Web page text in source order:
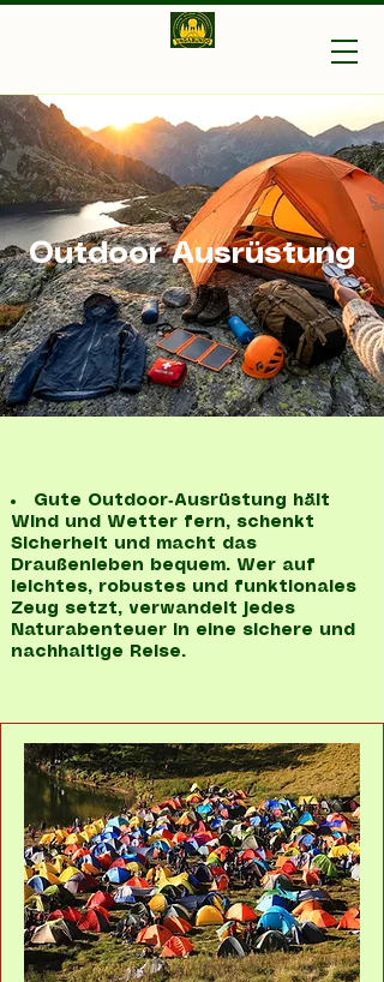
Vagabundo-Ihr Outdoor
Outdoor Ausrüstung
Gute Outdoor‑Ausrüstung hält
Wind und Wetter fern, schenkt
Sicherheit und macht das
Draußenleben bequem. Wer auf
leichtes, robustes und funktionales
Zeug setzt, verwandelt jedes
Naturabenteuer in eine sichere und
nachhaltige Reise.